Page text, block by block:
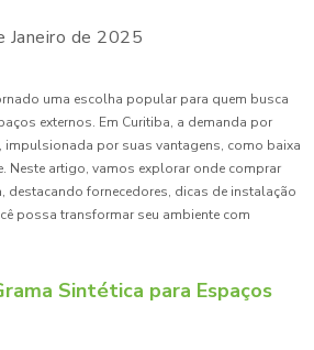
Janeiro de 2025
uma escolha popular para quem busca
externos. Em Curitiba, a demanda por
impulsionada por suas vantagens, como baixa
Neste artigo, vamos explorar onde comprar
destacando fornecedores, dicas de instalação
possa transformar seu ambiente com
Sintética para Espaços